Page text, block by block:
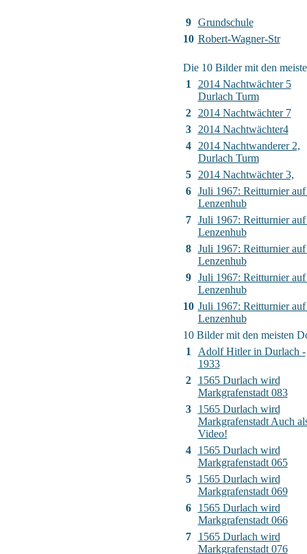
9
Grundschule
10 Robert-Wagner-Str
Die 10 Bilder mit den
1
2014 Nachtwächter 5
Durlach Turm
2
2014 Nachtwächter 7
3
2014 Nachtwächter4
4
2014 Nachtwanderer 2,
Durlach Turm
5
2014 Nachtwächter 3,
6
Juli 1967: Reitturnier auf
Lenzenhub
7
Juli 1967: Reitturnier auf
Lenzenhub
8
Juli 1967: Reitturnier auf
Lenzenhub
9
Juli 1967: Reitturnier auf
Lenzenhub
10 Juli 1967: Reitturnier auf
Lenzenhub
10 Bilder mit den meisten
1
Adolf Hitler in Durlach -
1933
2
1565 Durlach wird
Markgrafenstadt 083
3
1565 Durlach wird
Markgrafenstadt Auch
Video!
4
1565 Durlach wird
Markgrafenstadt 065
5
1565 Durlach wird
Markgrafenstadt 069
6
1565 Durlach wird
Markgrafenstadt 066
7
1565 Durlach wird
Markgrafenstadt 076